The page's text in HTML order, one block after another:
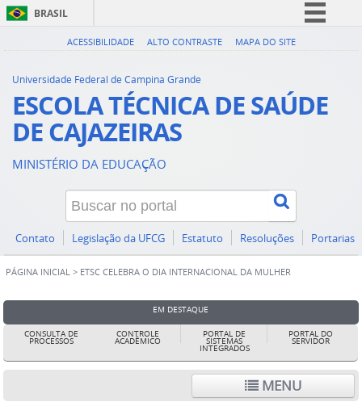
BRASIL
Simplifique!
Acesso à informação
ACESSIBILIDADE ALTO CONTRASTE MAPA DO SITE
Universidade Federal de Campina Grande
ESCOLA TÉCNICA DE SAÚDE
DE CAJAZEIRAS
MINISTÉRIO DA EDUCAÇÃO
Contato Legislação da UFCG Estatuto Resoluções Portarias
PÁGINA INICIAL > ETSC CELEBRA O DIA INTERNACIONAL DA MULHER
EM DESTAQUE
CONSULTA DE
PROCESSOS
CONTROLE
ACADÊMICO
PORTAL DE
SISTEMAS
INTEGRADOS
PORTAL DO
SERVIDOR
MENU